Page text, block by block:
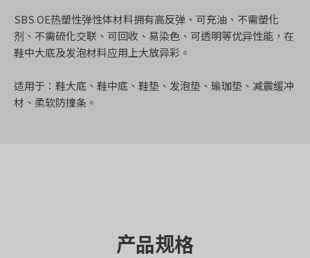
SBS OE热塑性弹性体材料拥有高反弹、可充油、不需塑化
剂、不需硫化交联、可回收、易染色、可透明等优异性能，在
鞋中大底及发泡材料应用上大放异彩。
适用于：鞋大底、鞋中底、鞋垫、发泡垫、瑜珈垫、减震缓冲
材、柔软防撞条。
产品规格